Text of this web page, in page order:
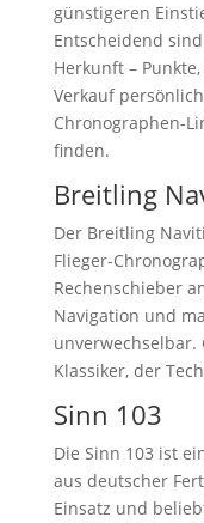
günstigeren
Entscheidend
Herkunft –
Verkauf
Chronographen-
finden.
Breitling
Der Breitling
Flieger-
Rechenschieber
Navigation und
Klassiker, der
Sinn 103
Die Sinn 103 ist
aus deutscher
Einsatz und